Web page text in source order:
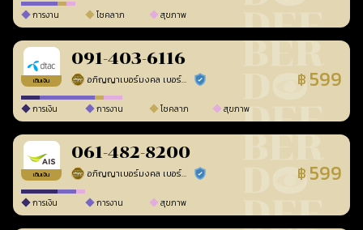
การงาน โชคลาภ สุขภาพ
เติมเงิน
091-403-6116
อภิญญาเบอร์มงคล เบอร์สวยเลขศาสตร์ ร้านยืนยันแล้ว ฿ 599
การเงิน การงาน โชคลาภ สุขภาพ
เติมเงิน
061-482-8200
อภิญญาเบอร์มงคล เบอร์สวยเลขศาสตร์ ร้านยืนยันแล้ว ฿ 599
การเงิน การงาน สุขภาพ